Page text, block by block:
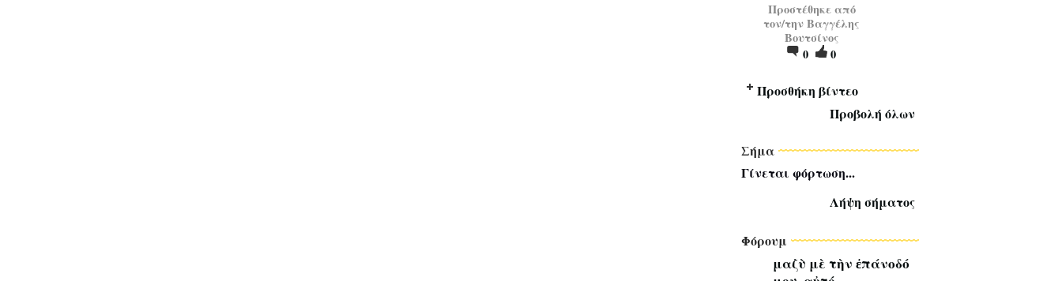
Προστέθηκε από
τον/τηνΒαγγέλης
Βουτσίνος
0
0
Προσθήκη βίντεο
Προβολή όλων
Σήμα
Γίνεται φόρτωση...
Λήψη σήματος
Φόρουμ
μαζὺ μὲ τὴν ἐπάνοδό